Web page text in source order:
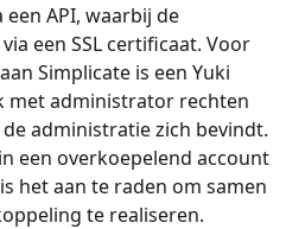
API, waarbij de
een SSL certificaat. Voor
Simplicate is een Yuki
met administrator rechten
administratie zich bevindt.
een overkoepelend account
het aan te raden om samen
te realiseren.